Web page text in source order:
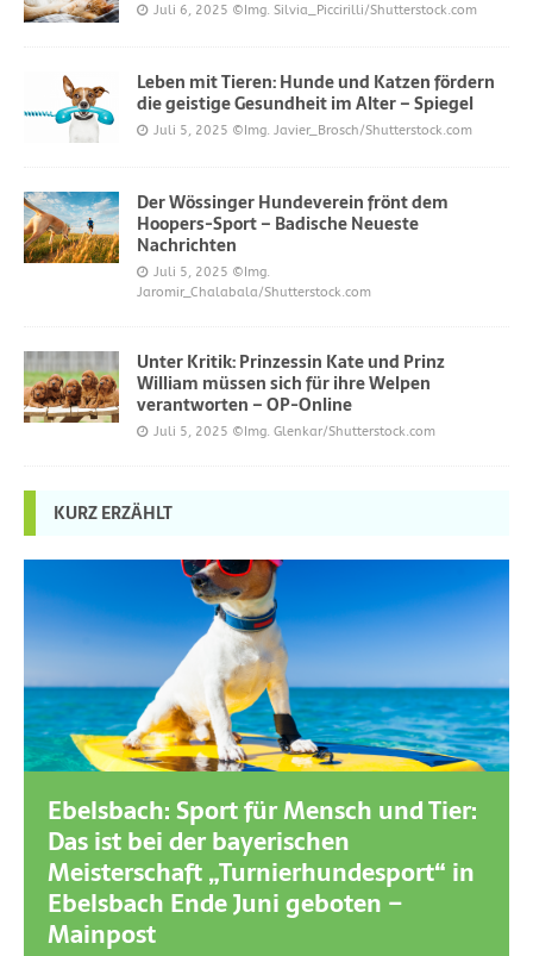
Juli 6, 2025 ©Img. Silvia_Piccirilli/Shutterstock.com
Leben mit Tieren: Hunde und Katzen fördern
die geistige Gesundheit im Alter – Spiegel
Juli 5, 2025 ©Img. Javier_Brosch/Shutterstock.com
Der Wössinger Hundeverein frönt dem
Hoopers-Sport – Badische Neueste
Nachrichten
Juli 5, 2025 ©Img.
Jaromir_Chalabala/Shutterstock.com
Unter Kritik: Prinzessin Kate und Prinz
William müssen sich für ihre Welpen
verantworten – OP-Online
Juli 5, 2025 ©Img. Glenkar/Shutterstock.com
KURZ ERZÄHLT
Ebelsbach: Sport für Mensch und Tier:
Das ist bei der bayerischen
Meisterschaft „Turnierhundesport“ in
Ebelsbach Ende Juni geboten –
Mainpost